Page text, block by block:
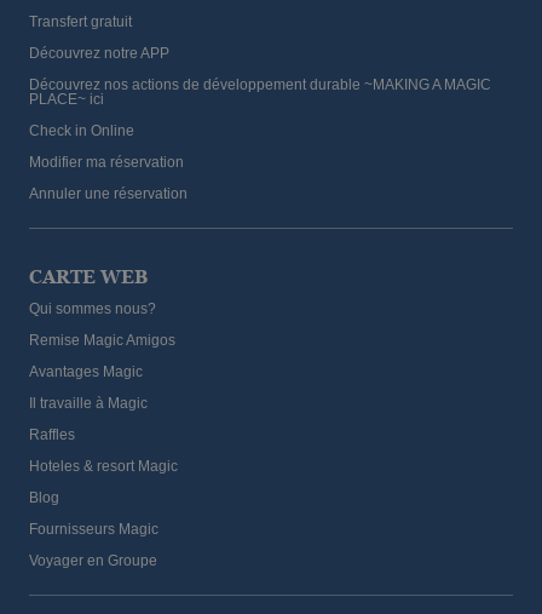
Transfert gratuit
Découvrez notre APP
Découvrez nos actions de développement durable ~MAKING A MAGIC
PLACE~ ici
Check in Online
Modifier ma réservation
Annuler une réservation
CARTE WEB
Qui sommes nous?
Remise Magic Amigos
Avantages Magic
Il travaille à Magic
Raffles
Hoteles & resort Magic
Blog
Fournisseurs Magic
Voyager en Groupe